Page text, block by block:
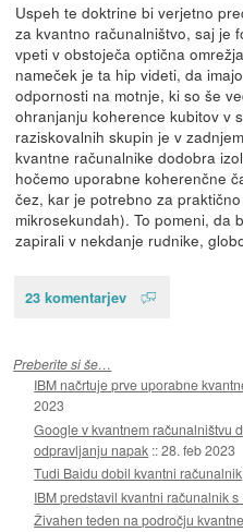
Uspeh te doktrine bi verjetno
za kvantno računalništvo, saj je
vpeti v obstoječa optična
nameček je ta hip videti, da
odpornosti na motnje, ki so še
ohranjanju koherence kubitov v
raziskovalnih skupin je v zadnjem
kvantne računalnike dodobra
hočemo uporabne koherenčne
čez, kar je potrebno za
mikrosekundah). To pomeni, da
zapirali v nekdanje rudnike,
23 komentarjev
Preberite si še…
IBM načrtuje prve uporabne
2023
Google v kvantnem računalništvu
odpravljanju napak ::28. feb 2023
Tudi Baidu dobil kvantni računalnik
IBM predstavil kvantni računalnik s
Živahen teden na področju